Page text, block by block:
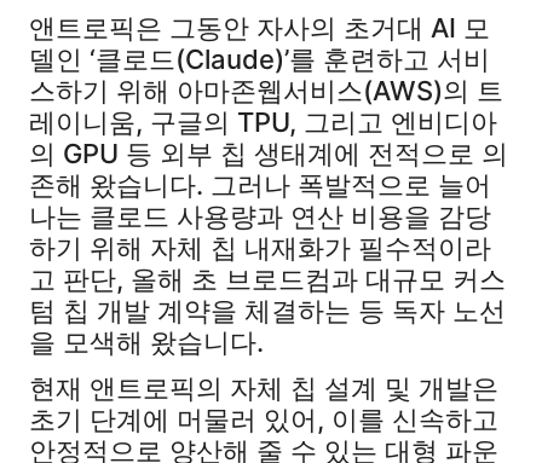
앤트로픽은 그동안 자사의 초거대 AI 모
델인 ‘클로드(Claude)’를 훈련하고 서비
스하기 위해 아마존웹서비스(AWS)의 트
레이니움, 구글의 TPU, 그리고 엔비디아
의 GPU 등 외부 칩 생태계에 전적으로 의
존해 왔습니다. 그러나 폭발적으로 늘어
나는 클로드 사용량과 연산 비용을 감당
하기 위해 자체 칩 내재화가 필수적이라
고 판단, 올해 초 브로드컴과 대규모 커스
텀 칩 개발 계약을 체결하는 등 독자 노선
을 모색해 왔습니다.
현재 앤트로픽의 자체 칩 설계 및 개발은
초기 단계에 머물러 있어, 이를 신속하고
안정적으로 양산해 줄 수 있는 대형 파운